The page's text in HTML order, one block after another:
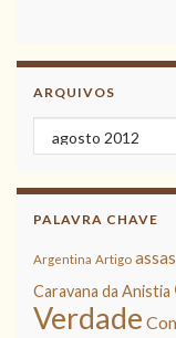
ARQUIVOS
Arquivos
PALAVRA CHAVE
Argentina Artigo
Caravana da Anistia
Verdade